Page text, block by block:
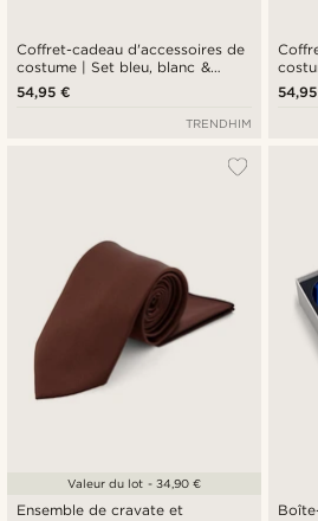
Coffret-cadeau d'accessoires de
costume | Set bleu, blanc &
argenté
54,95 €
TRENDHIM
Ensemble de cravate et
Valeur du lot - 34,90 €